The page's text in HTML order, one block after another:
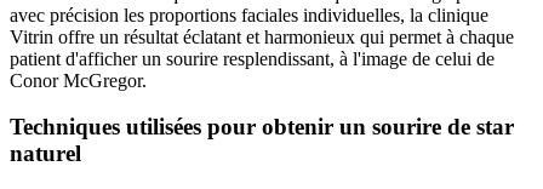
avec précision les proportions faciales individuelles, la clinique
Vitrin offre un résultat éclatant et harmonieux qui permet à chaque
patient d'afficher un sourire resplendissant, à l'image de celui de
Conor McGregor.
Techniques utilisées pour obtenir un sourire de star
naturel